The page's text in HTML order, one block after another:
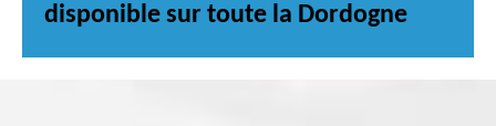
disponible sur toute la Dordogne